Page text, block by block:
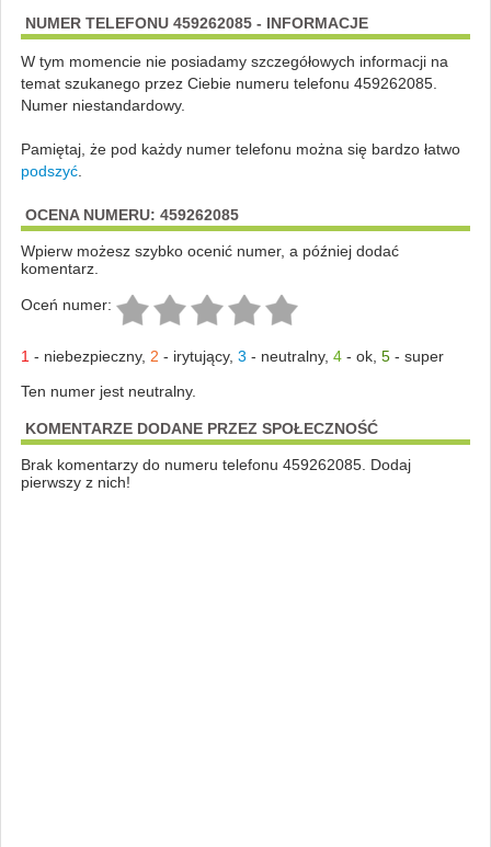
NUMER TELEFONU 459262085 - INFORMACJE
W tym momencie nie posiadamy szczegółowych informacji na
temat szukanego przez Ciebie numeru telefonu 459262085.
Numer niestandardowy.
Pamiętaj, że pod każdy numer telefonu można się bardzo łatwo
podszyć.
OCENA NUMERU: 459262085
Wpierw możesz szybko ocenić numer, a później dodać
komentarz.
Oceń numer:
1 - niebezpieczny, 2 - irytujący, 3 - neutralny, 4- ok, 5- super
Ten numer jest neutralny.
KOMENTARZE DODANE PRZEZ SPOŁECZNOŚĆ
Brak komentarzy do numeru telefonu 459262085. Dodaj
pierwszy z nich!